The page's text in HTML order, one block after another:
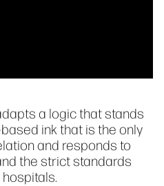
a logic that stands
ink that is the only
and responds to
the strict standards